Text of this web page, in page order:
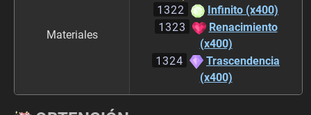
Materiales
1322 Infinito (x400)
1323
Renacimiento
(x400)
1324
Trascendencia
(x400)